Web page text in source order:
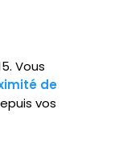
Vous
de
vos